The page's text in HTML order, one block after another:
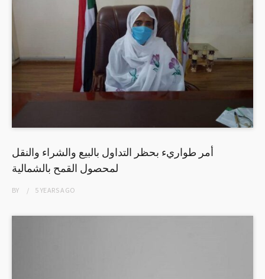
أمر طواريء بحظر التداول بالبيع والشراء والنقل
لمحصول القمح بالشمالية
BY 5 YEARSAGO